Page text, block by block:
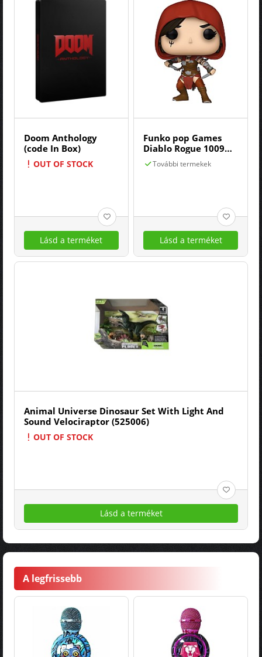
Doom Anthology
(code In Box)
OUT OF STOCK
Lásd a terméket
Funko pop Games
Diablo Rogue 1009
9cmTovábbi termekek
Lásd a terméket
Animal Universe Dinosaur Set With Light And
Sound Velociraptor (525006)
OUT OF STOCK
Lásd a terméket
A legfrissebb